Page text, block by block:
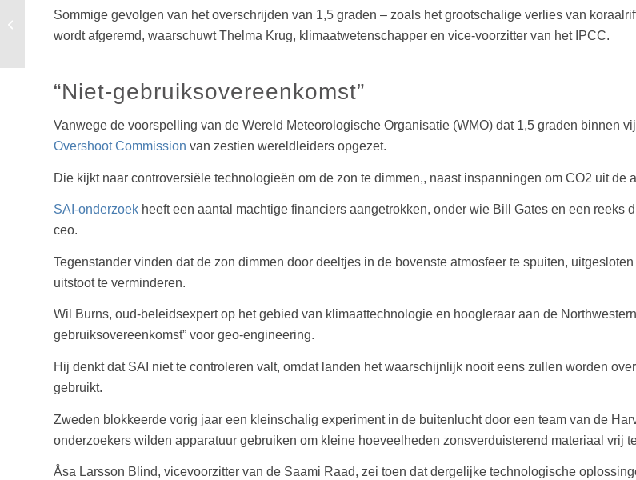
Sommige gevolgen van het overschrijden van 1,5 graden – zoals het grootschalige verlies van
wordt afgeremd, waarschuwt Thelma Krug, klimaatwetenschapper en vice-voorzitter van het IPCC.
“Niet-gebruiksovereenkomst”
Vanwege de voorspelling van de Wereld Meteorologische Organisatie (WMO) dat 1,5 graden binnen
Overshoot Commission van zestien wereldleiders opgezet.
Die kijkt naar controversiële technologieën om de zon te dimmen,, naast inspanningen om CO2 uit de
SAI-onderzoek heeft een aantal machtige financiers aangetrokken, onder wie Bill Gates en een
ceo.
Tegenstander vinden dat de zon dimmen door deeltjes in de bovenste atmosfeer te spuiten,
uitstoot te verminderen.
Wil Burns, oud-beleidsexpert op het gebied van klimaattechnologie en hoogleraar aan de
gebruiksovereenkomst” voor geo-engineering.
Hij denkt dat SAI niet te controleren valt, omdat landen het waarschijnlijk nooit eens zullen worden
gebruikt.
Zweden blokkeerde vorig jaar een kleinschalig experiment in de buitenlucht door een team van de
onderzoekers wilden apparatuur gebruiken om kleine hoeveelheden zonsverduisterend materiaal vrij
Åsa Larsson Blind, vicevoorzitter van de Saami Raad, zei toen dat dergelijke technologische
Hoe de oliesector de
wereld leegzuigt met
gemanipuleerde winst